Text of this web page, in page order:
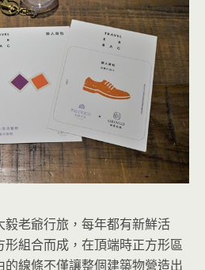
老爺行旅，每年都有新鮮活
組合而成，在頂端時正方形區
線條不僅讓整個建築物營造出